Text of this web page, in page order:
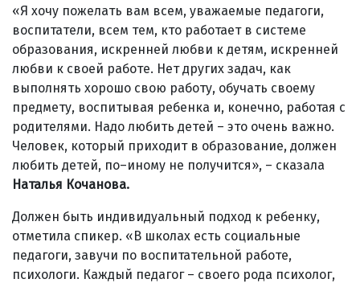
«Я хочу пожелать вам всем, уважаемые педагоги,
воспитатели, всем тем, кто работает в системе
образования, искренней любви к детям, искренней
любви к своей работе. Нет других задач, как
выполнять хорошо свою работу, обучать своему
предмету, воспитывая ребенка и, конечно, работая с
родителями. Надо любить детей – это очень важно.
Человек, который приходит в образование, должен
любить детей, по–иному не получится», – сказала
Наталья Кочанова.
Должен быть индивидуальный подход к ребенку,
отметила спикер. «В школах есть социальные
педагоги, завучи по воспитательной работе,
психологи. Каждый педагог – своего рода психолог,